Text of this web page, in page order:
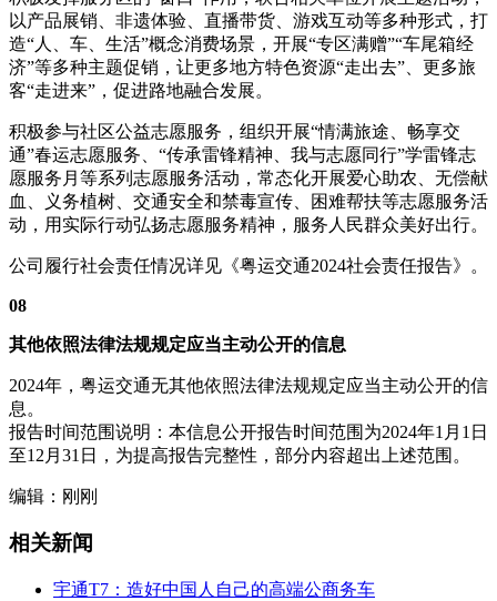
以产品展销、非遗体验、直播带货、游戏互动等多种形式，打
造“人、车、生活”概念消费场景，开展“专区满赠”“车尾箱经
济”等多种主题促销，让更多地方特色资源“走出去”、更多旅
客“走进来”，促进路地融合发展。
积极参与社区公益志愿服务，组织开展“情满旅途、畅享交
通”春运志愿服务、“传承雷锋精神、我与志愿同行”学雷锋志
愿服务月等系列志愿服务活动，常态化开展爱心助农、无偿献
血、义务植树、交通安全和禁毒宣传、困难帮扶等志愿服务活
动，用实际行动弘扬志愿服务精神，服务人民群众美好出行。
公司履行社会责任情况详见《粤运交通2024社会责任报告》。
08
其他依照法律法规规定应当主动公开的信息
2024年，粤运交通无其他依照法律法规规定应当主动公开的信
息。
报告时间范围说明：本信息公开报告时间范围为2024年1月1日
至12月31日，为提高报告完整性，部分内容超出上述范围。
编辑：刚刚
相关新闻
宇通T7：造好中国人自己的高端公商务车